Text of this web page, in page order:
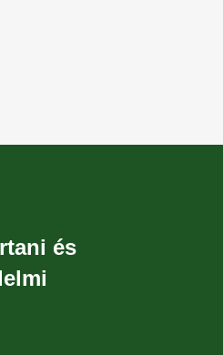
és